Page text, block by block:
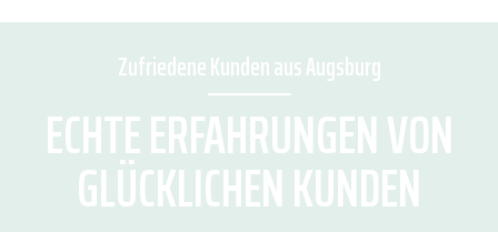
Zufriedene Kunden aus Augsburg
ECHTE ERFAHRUNGEN VON
GLÜCKLICHEN KUNDEN